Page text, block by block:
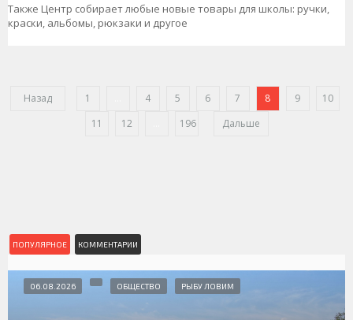
Также Центр собирает любые новые товары для школы: ручки,
краски, альбомы, рюкзаки и другое
Назад 1 4 5 6 7 8 9
10
11
12 196 Дальше
ПОПУЛЯРНОЕ КОММЕНТАРИИ
06.08.2026 ОБЩЕСТВО РЫБУ ЛОВИМ